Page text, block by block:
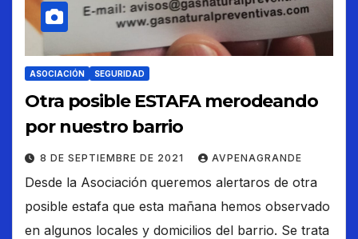
ASOCIACIÓN SEGURIDAD
Otra posible ESTAFA merodeando
por nuestro barrio
8 DE SEPTIEMBRE DE 2021 AVPENAGRANDE
Desde la Asociación queremos alertaros de otra
posible estafa que esta mañana hemos observado
en algunos locales y domicilios del barrio. Se trata